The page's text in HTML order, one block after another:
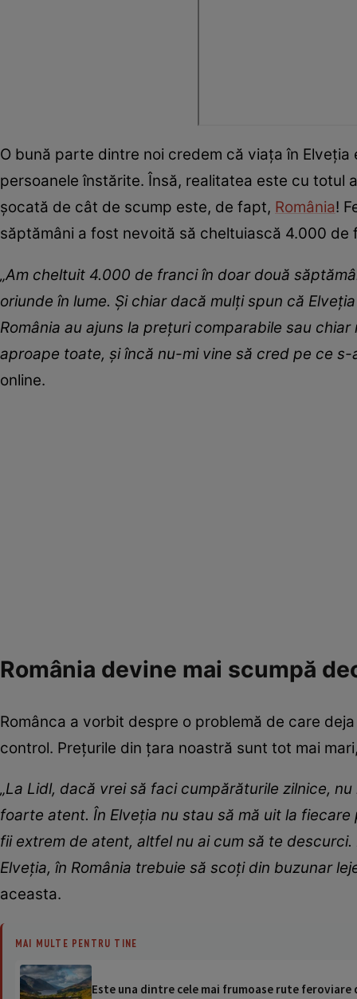
O bună parte dintre noi credem că viața în
persoanele înstărite. Însă, realitatea este cu totul
șocată de cât de scump este, de fapt, România!
săptămâni a fost nevoită să cheltuiască 4.000
„Am cheltuit 4.000 de franci în doar două
oriunde în lume. Și chiar dacă mulți spun că
România au ajuns la prețuri comparabile sau
aproape toate, și încă nu-mi vine să cred pe ce s-
online.
România devine mai scumpă
Românca a vorbit despre o problemă de care
control. Prețurile din țara noastră sunt tot mai
„La Lidl, dacă vrei să faci cumpărăturile zilnice,
foarte atent. În Elveţia nu stau să mă uit la
fii extrem de atent, altfel nu ai cum să te
Elveţia, în România trebuie să scoţi din buzunar
aceasta.
MAI MULTE PENTRU TINE
Este una dintre cele mai frumoase rute